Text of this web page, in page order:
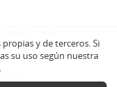
y de terceros. Si
su uso según nuestra